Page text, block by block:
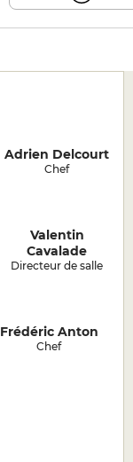
Adrien Delcourt
Chef
Valentin
Cavalade
Directeur de salle
Frédéric Anton
Chef